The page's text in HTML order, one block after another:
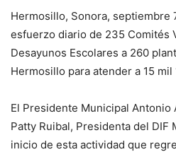
Hermosillo, Sonora, septiembre
esfuerzo diario de 235 Comités
Desayunos Escolares a 260
Hermosillo para atender a 15 mil
El Presidente Municipal Antonio
Patty Ruibal, Presidenta del DIF
inicio de esta actividad que